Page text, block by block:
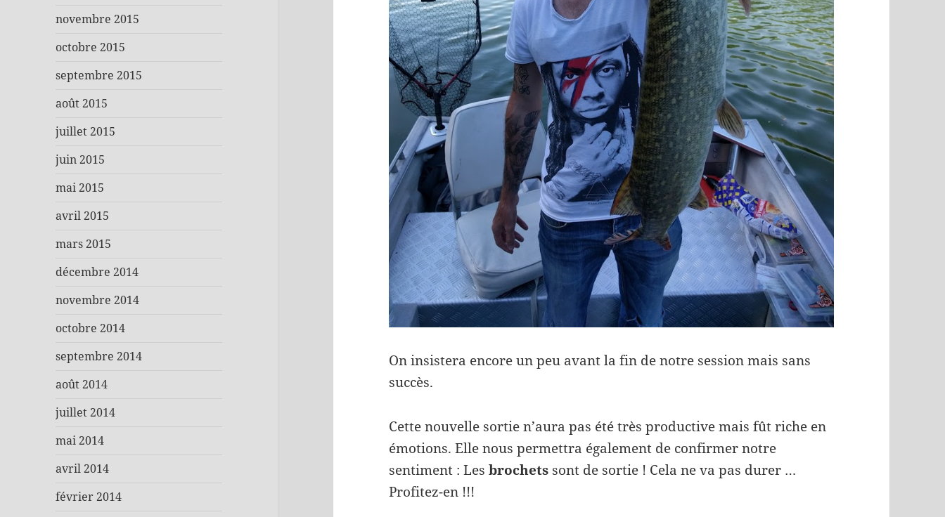
novembre 2015
octobre 2015
septembre 2015
août 2015
juillet 2015
juin 2015
mai 2015
avril 2015
mars 2015
décembre 2014
novembre 2014
octobre 2014
septembre 2014
août 2014
juillet 2014
mai 2014
avril 2014
février 2014
On insistera encore un peu avant la fin de notre session mais sans
succès.
Cette nouvelle sortie n’aura pas été très productive mais fût riche en
émotions. Elle nous permettra également de confirmer notre
sentiment : Lesbrochets sont de sortie ! Cela ne va pas durer …
Profitez-en !!!